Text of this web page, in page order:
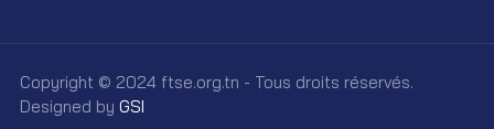
Copyright © 2024 ftse.org.tn - Tous droits réservés.
Designed by GSI